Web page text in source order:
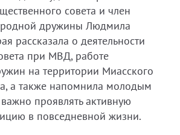
совета и член
дружины Людмила
рассказала о деятельности
при МВД, работе
на территории Миасского
а также напомнила молодым
проявлять активную
в повседневной жизни.